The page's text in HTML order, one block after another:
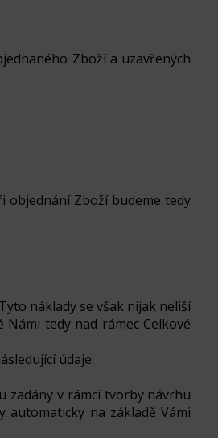
Zboží a uzavřených
objednání Zboží budeme tedy
náklady se však nijak neliší
tedy nad rámec Celkové
údaje:
zadány v rámci tvorby návrhu
automaticky na základě Vámi